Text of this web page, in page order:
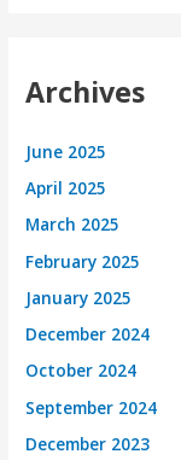
Archives
June 2025
April 2025
March 2025
February 2025
January 2025
December 2024
October 2024
September 2024
December 2023